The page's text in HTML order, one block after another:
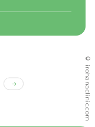
© irohanaclinic.com